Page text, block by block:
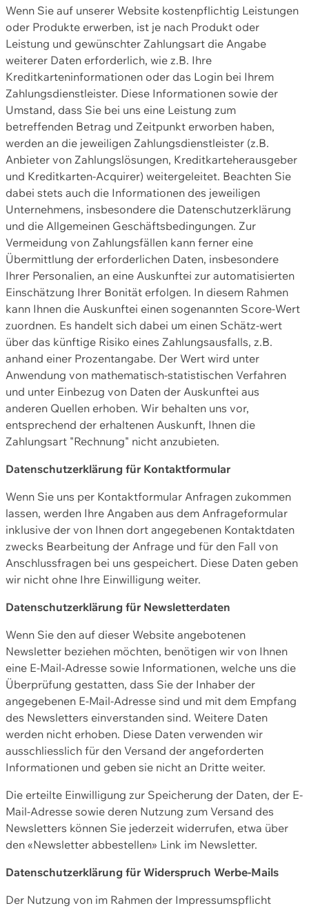
Wenn Sie auf unserer Website kostenpflichtig Leistungen
oder Produkte erwerben, ist je nach Produkt oder
Leistung und gewünschter Zahlungsart die Angabe
weiterer Daten erforderlich, wie z.B. Ihre
Kreditkarteninformationen oder das Login bei Ihrem
Zahlungsdienstleister. Diese Informationen sowie der
Umstand, dass Sie bei uns eine Leistung zum
betreffenden Betrag und Zeitpunkt erworben haben,
werden an die jeweiligen Zahlungsdienstleister (z.B.
Anbieter von Zahlungslösungen, Kreditkarteherausgeber
und Kreditkarten-Acquirer) weitergeleitet. Beachten Sie
dabei stets auch die Informationen des jeweiligen
Unternehmens, insbesondere die Datenschutzerklärung
und die Allgemeinen Geschäftsbedingungen. Zur
Vermeidung von Zahlungsfällen kann ferner eine
Übermittlung der erforderlichen Daten, insbesondere
Ihrer Personalien, an eine Auskunftei zur automatisierten
Einschätzung Ihrer Bonität erfolgen. In diesem Rahmen
kann Ihnen die Auskunftei einen sogenannten Score-Wert
zuordnen. Es handelt sich dabei um einen Schätz-wert
über das künftige Risiko eines Zahlungsausfalls, z.B.
anhand einer Prozentangabe. Der Wert wird unter
Anwendung von mathematisch-statistischen Verfahren
und unter Einbezug von Daten der Auskunftei aus
anderen Quellen erhoben. Wir behalten uns vor,
entsprechend der erhaltenen Auskunft, Ihnen die
Zahlungsart "Rechnung" nicht anzubieten.
Datenschutzerklärung für Kontaktformular
Wenn Sie uns per Kontaktformular Anfragen zukommen
lassen, werden Ihre Angaben aus dem Anfrageformular
inklusive der von Ihnen dort angegebenen Kontaktdaten
zwecks Bearbeitung der Anfrage und für den Fall von
Anschlussfragen bei uns gespeichert. Diese Daten geben
wir nicht ohne Ihre Einwilligung weiter.
Datenschutzerklärung für Newsletterdaten
Wenn Sie den auf dieser Website angebotenen
Newsletter beziehen möchten, benötigen wir von Ihnen
eine E-Mail-Adresse sowie Informationen, welche uns die
Überprüfung gestatten, dass Sie der Inhaber der
angegebenen E-Mail-Adresse sind und mit dem Empfang
des Newsletters einverstanden sind. Weitere Daten
werden nicht erhoben. Diese Daten verwenden wir
ausschliesslich für den Versand der angeforderten
Informationen und geben sie nicht an Dritte weiter.
Die erteilte Einwilligung zur Speicherung der Daten, der E-
Mail-Adresse sowie deren Nutzung zum Versand des
Newsletters können Sie jederzeit widerrufen, etwa über
den «Newsletter abbestellen» Link im Newsletter.
Datenschutzerklärung für Widerspruch Werbe-Mails
Der Nutzung von im Rahmen der Impressumspflicht